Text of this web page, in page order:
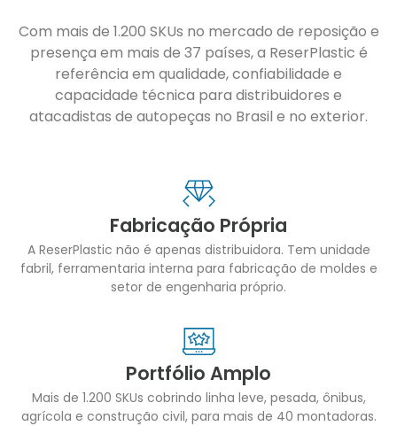
Com mais de 1.200 SKUs no mercado de reposição e
presença em mais de 37 países, a ReserPlastic é
referência em qualidade, confiabilidade e
capacidade técnica para distribuidores e
atacadistas de autopeças no Brasil e no exterior.
Fabricação Própria
A ReserPlastic não é apenas distribuidora. Tem unidade
fabril, ferramentaria interna para fabricação de moldes e
setor de engenharia próprio.
Portfólio Amplo
Mais de 1.200 SKUs cobrindo linha leve, pesada, ônibus,
agrícola e construção civil, para mais de 40 montadoras.